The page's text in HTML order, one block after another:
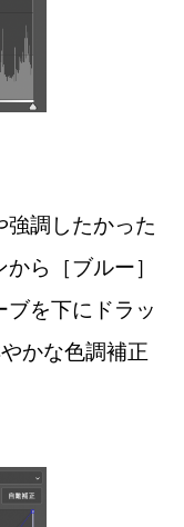
強調したかった
ら［ブルー］
を下にドラッ
かな色調補正